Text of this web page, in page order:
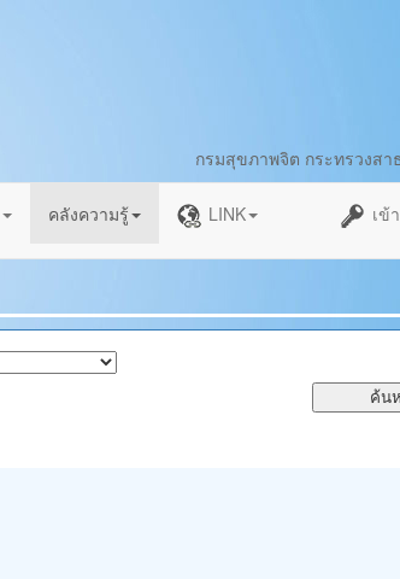
กรมสุขภาพจิต กระทรวงส
คลังความรู้ LINK เข้